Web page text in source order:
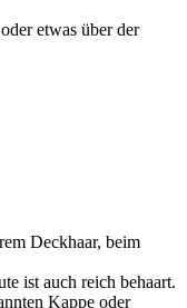
etwas über der
Deckhaar, beim
ist auch reich behaart.
Kappe oder